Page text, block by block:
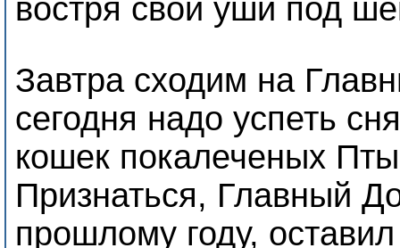
востря свои уши под
Завтра сходим на
сегодня надо успеть
кошек покалеченых
Признаться, Главный
прошлому году,